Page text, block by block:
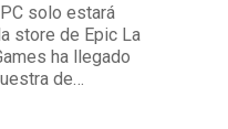
solo estará
store de Epic La
ha llegado
de…